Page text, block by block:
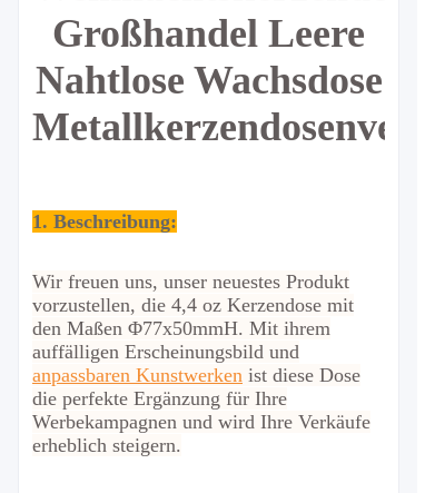
Großhandel Leere
Nahtlose Wachsdose
1. Beschreibung:
Wir freuen uns, unser neuestes Produkt
vorzustellen, die 4,4 oz Kerzendose mit
den Maßen Φ77x50mmH. Mit ihrem
auffälligen Erscheinungsbild und
anpassbaren Kunstwerken ist diese Dose
die perfekte Ergänzung für Ihre
Werbekampagnen und wird Ihre Verkäufe
erheblich steigern.